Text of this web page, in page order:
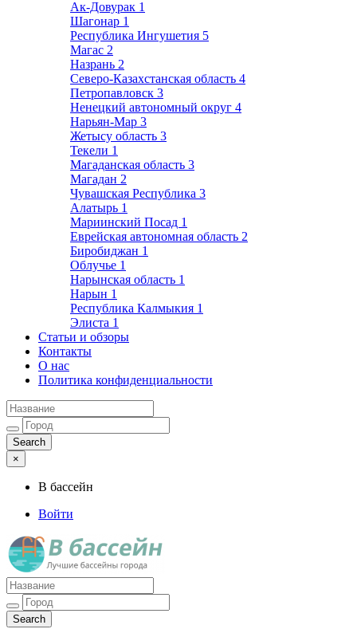
Ак-Довурак 1
Шагонар 1
Республика Ингушетия 5
Магас 2
Назрань 2
Северо-Казахстанская область 4
Петропавловск 3
Ненецкий автономный округ 4
Нарьян-Мар 3
Жетысу область 3
Текели 1
Магаданская область 3
Магадан 2
Чувашская Республика 3
Алатырь 1
Мариинский Посад 1
Еврейская автономная область 2
Биробиджан 1
Облучье 1
Нарынская область 1
Нарын 1
Республика Калмыкия 1
Элиста 1
Статьи и обзоры
Контакты
О нас
Политика конфиденциальности
×
В бассейн
Войти
Лучшие бассейны города